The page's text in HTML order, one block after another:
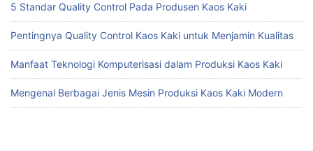
5 Standar Quality Control Pada Produsen Kaos Kaki
Pentingnya Quality Control Kaos Kaki untuk Menjamin Kualitas
Manfaat Teknologi Komputerisasi dalam Produksi Kaos Kaki
Mengenal Berbagai Jenis Mesin Produksi Kaos Kaki Modern